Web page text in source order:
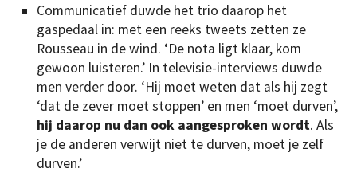
Communicatief duwde het trio daarop het
gaspedaal in: met een reeks tweets zetten ze
Rousseau in de wind. ‘De nota ligt klaar, kom
gewoon luisteren.’ In televisie-interviews duwde
men verder door. ‘Hij moet weten dat als hij zegt
‘dat de zever moet stoppen’ en men ‘moet durven’,
hij daarop nu dan ook aangesproken wordt. Als
je de anderen verwijt niet te durven, moet je zelf
durven.’